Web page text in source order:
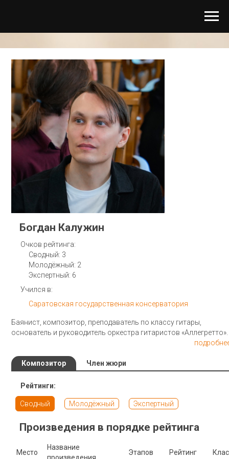
Богдан Калужин
Очков рейтинга:
Сводный: 3
Молодёжный: 2
Экспертный: 6
Учился в:
Саратовская государственная консерватория
Баянист, композитор, преподаватель по классу гитары,
основатель и руководитель оркестра гитаристов «Аллегретто».
Композитор Член жюри
Рейтинги:
Сводный Молодёжный Экспертный
Произведения в порядке рейтинга
Место
Название
Этапов Рейтинг